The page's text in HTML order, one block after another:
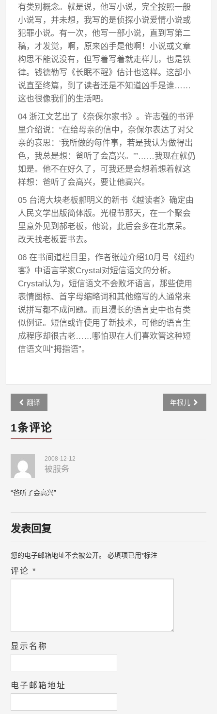
有类别概念。就是说，他写小说，完全按照一般
小说写，并未想，我写的是侦探小说爱情小说或
犯罪小说。有一次，他写一部小说，直到写第二
稿，才发觉，啊，原来凶手是他啊！小说或文章
构思不能说没有，但写着写着就走样儿，也是铁
律。钱德勒写《长眠不醒》估计也这样。这部小
说直至终篇，到了读者还是不知道凶手是谁……
这也很像我们的生活吧。
04 浙江文艺出了《奈保尔家书》。许志强的书评
里介绍说：“在给母亲的信中，奈保尔表达了对父
亲的哀思：‘我所做的每件事，若是我认为做得出
色，我总是想：爸听了会高兴。’”……我现在就仍
如是。他不在好久了，可我还是会想着想着就这
样想：爸听了会高兴，要让他高兴。
05 台湾大块老板郝明义的新书《越读者》确定由
人民文学出版简体版。光棍节那天，在一个聚会
里意外见到郝老板，他说，此后会多在北京呆。
改天找老板要书去。
06 在书间道栏目里，作者张竝介绍10月号《纽约
客》中语言学家Crystal对短信语文的分析。
Crystal认为，短信语文不会败坏语言，那些使用
表情图标、首字母缩略词和其他缩写的人通常来
说拼写都不成问题。而且漫长的语言史中也有类
似例证。短信或许使用了新技术，可他的语言生
成程序却很古老……哪怕现在人们喜欢管这种短
信语文叫“拇指语”。
Post
navigation
翻译 年根儿
1条评论
2008-12-12
被服务
“爸听了会高兴”
发表回复
您的电子邮箱地址不会被公开。 必填项已用*标注
评论*
显示名称
电子邮箱地址